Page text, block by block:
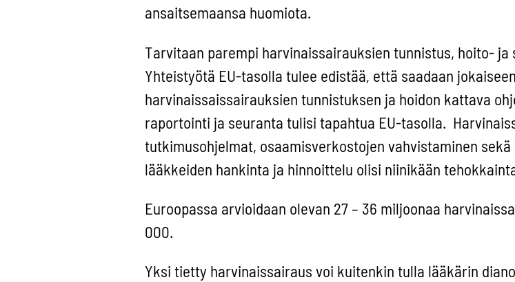
ansaitsemaansa huomiota.
Tarvitaan parempi harvinaissairauksien tunnistus, hoito-
Yhteistyötä EU-tasolla tulee edistää, että saadaan
harvinaissaissairauksien tunnistuksen ja hoidon kattava
raportointi ja seuranta tulisi tapahtua EU-tasolla.
tutkimusohjelmat, osaamisverkostojen vahvistaminen
lääkkeiden hankinta ja hinnoittelu olisi niinikään
Euroopassa arvioidaan olevan 27 – 36 miljoonaa
000.
Yksi tietty harvinaissairaus voi kuitenkin tulla lääkärin